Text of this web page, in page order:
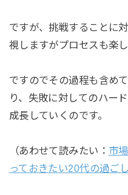
ですが、挑戦することに
視しますがプロセスも楽し
ですのでその過程も含め
り、失敗に対してのハー
成長していくのです。
（あわせて読みたい： 市
っておきたい20代の過ご